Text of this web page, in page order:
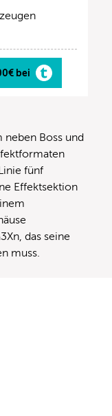
bei
neben Boss und
fünf
Effektsektion
das seine
muss.